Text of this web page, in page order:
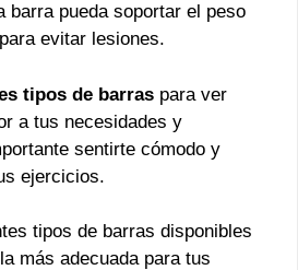
barra pueda soportar el peso
evitar lesiones.
tipos de barras para ver
a tus necesidades y
sentirte cómodo y
ejercicios.
tipos de barras disponibles
más adecuada para tus